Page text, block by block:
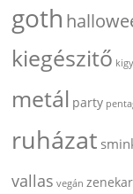
goth
kiegészitő
metál party
ruházat
vallas vegán zenekar